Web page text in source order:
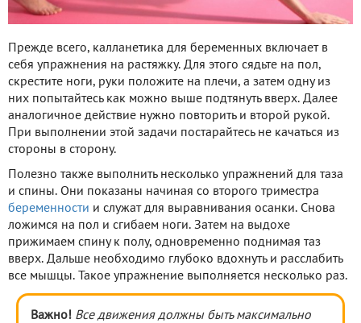
Прежде всего, калланетика для беременных включает в
себя упражнения на растяжку. Для этого сядьте на пол,
скрестите ноги, руки положите на плечи, а затем одну из
них попытайтесь как можно выше подтянуть вверх. Далее
аналогичное действие нужно повторить и второй рукой.
При выполнении этой задачи постарайтесь не качаться из
стороны в сторону.
Полезно также выполнить несколько упражнений для таза
и спины. Они показаны начиная со второго триместра
беременности и служат для выравнивания осанки. Снова
ложимся на пол и сгибаем ноги. Затем на выдохе
прижимаем спину к полу, одновременно поднимая таз
вверх. Дальше необходимо глубоко вдохнуть и расслабить
все мышцы. Такое упражнение выполняется несколько раз.
Важно! Все движения должны быть максимально